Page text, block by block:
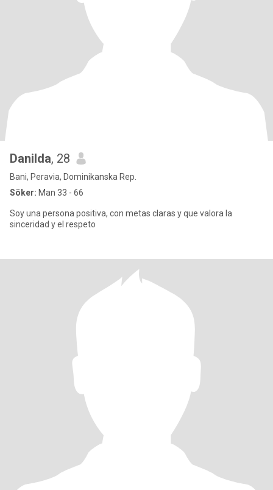
Danilda, 28
Bani, Peravia, Dominikanska Rep.
Söker: Man 33 - 66
Soy una persona positiva, con metas claras y que valora la
sinceridad y el respeto